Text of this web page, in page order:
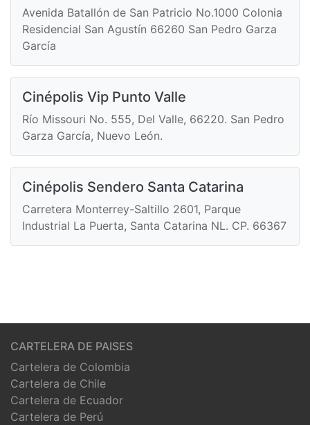
Avenida Batallón de San Patricio No.1000 Colonia
Residencial San Agustín 66260 San Pedro Garza
García
Cinépolis Vip Punto Valle
Río Missouri No. 555, Del Valle, 66220. San Pedro
Garza García, Nuevo León.
Cinépolis Sendero Santa Catarina
Carretera Monterrey-Saltillo 2601, Parque
Industrial La Puerta, Santa Catarina NL. CP. 66367
CARTELERA DE PAISES
Cartelera de Colombia
Cartelera de Chile
Cartelera de Ecuador
Cartelera de Perú